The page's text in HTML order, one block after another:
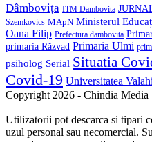
Dâmbovița ITM Dambovita
Szemkovics MApN Ministerul
Oana Filip Prefectura dambovita
primaria Răzvad Primaria Ulmi
psiholog Serial Situatia
Covid-19 Universitatea
Copyright 2026 - Chindia Media
Utilizatorii pot descarca si tipari
uzul personal sau necomercial.